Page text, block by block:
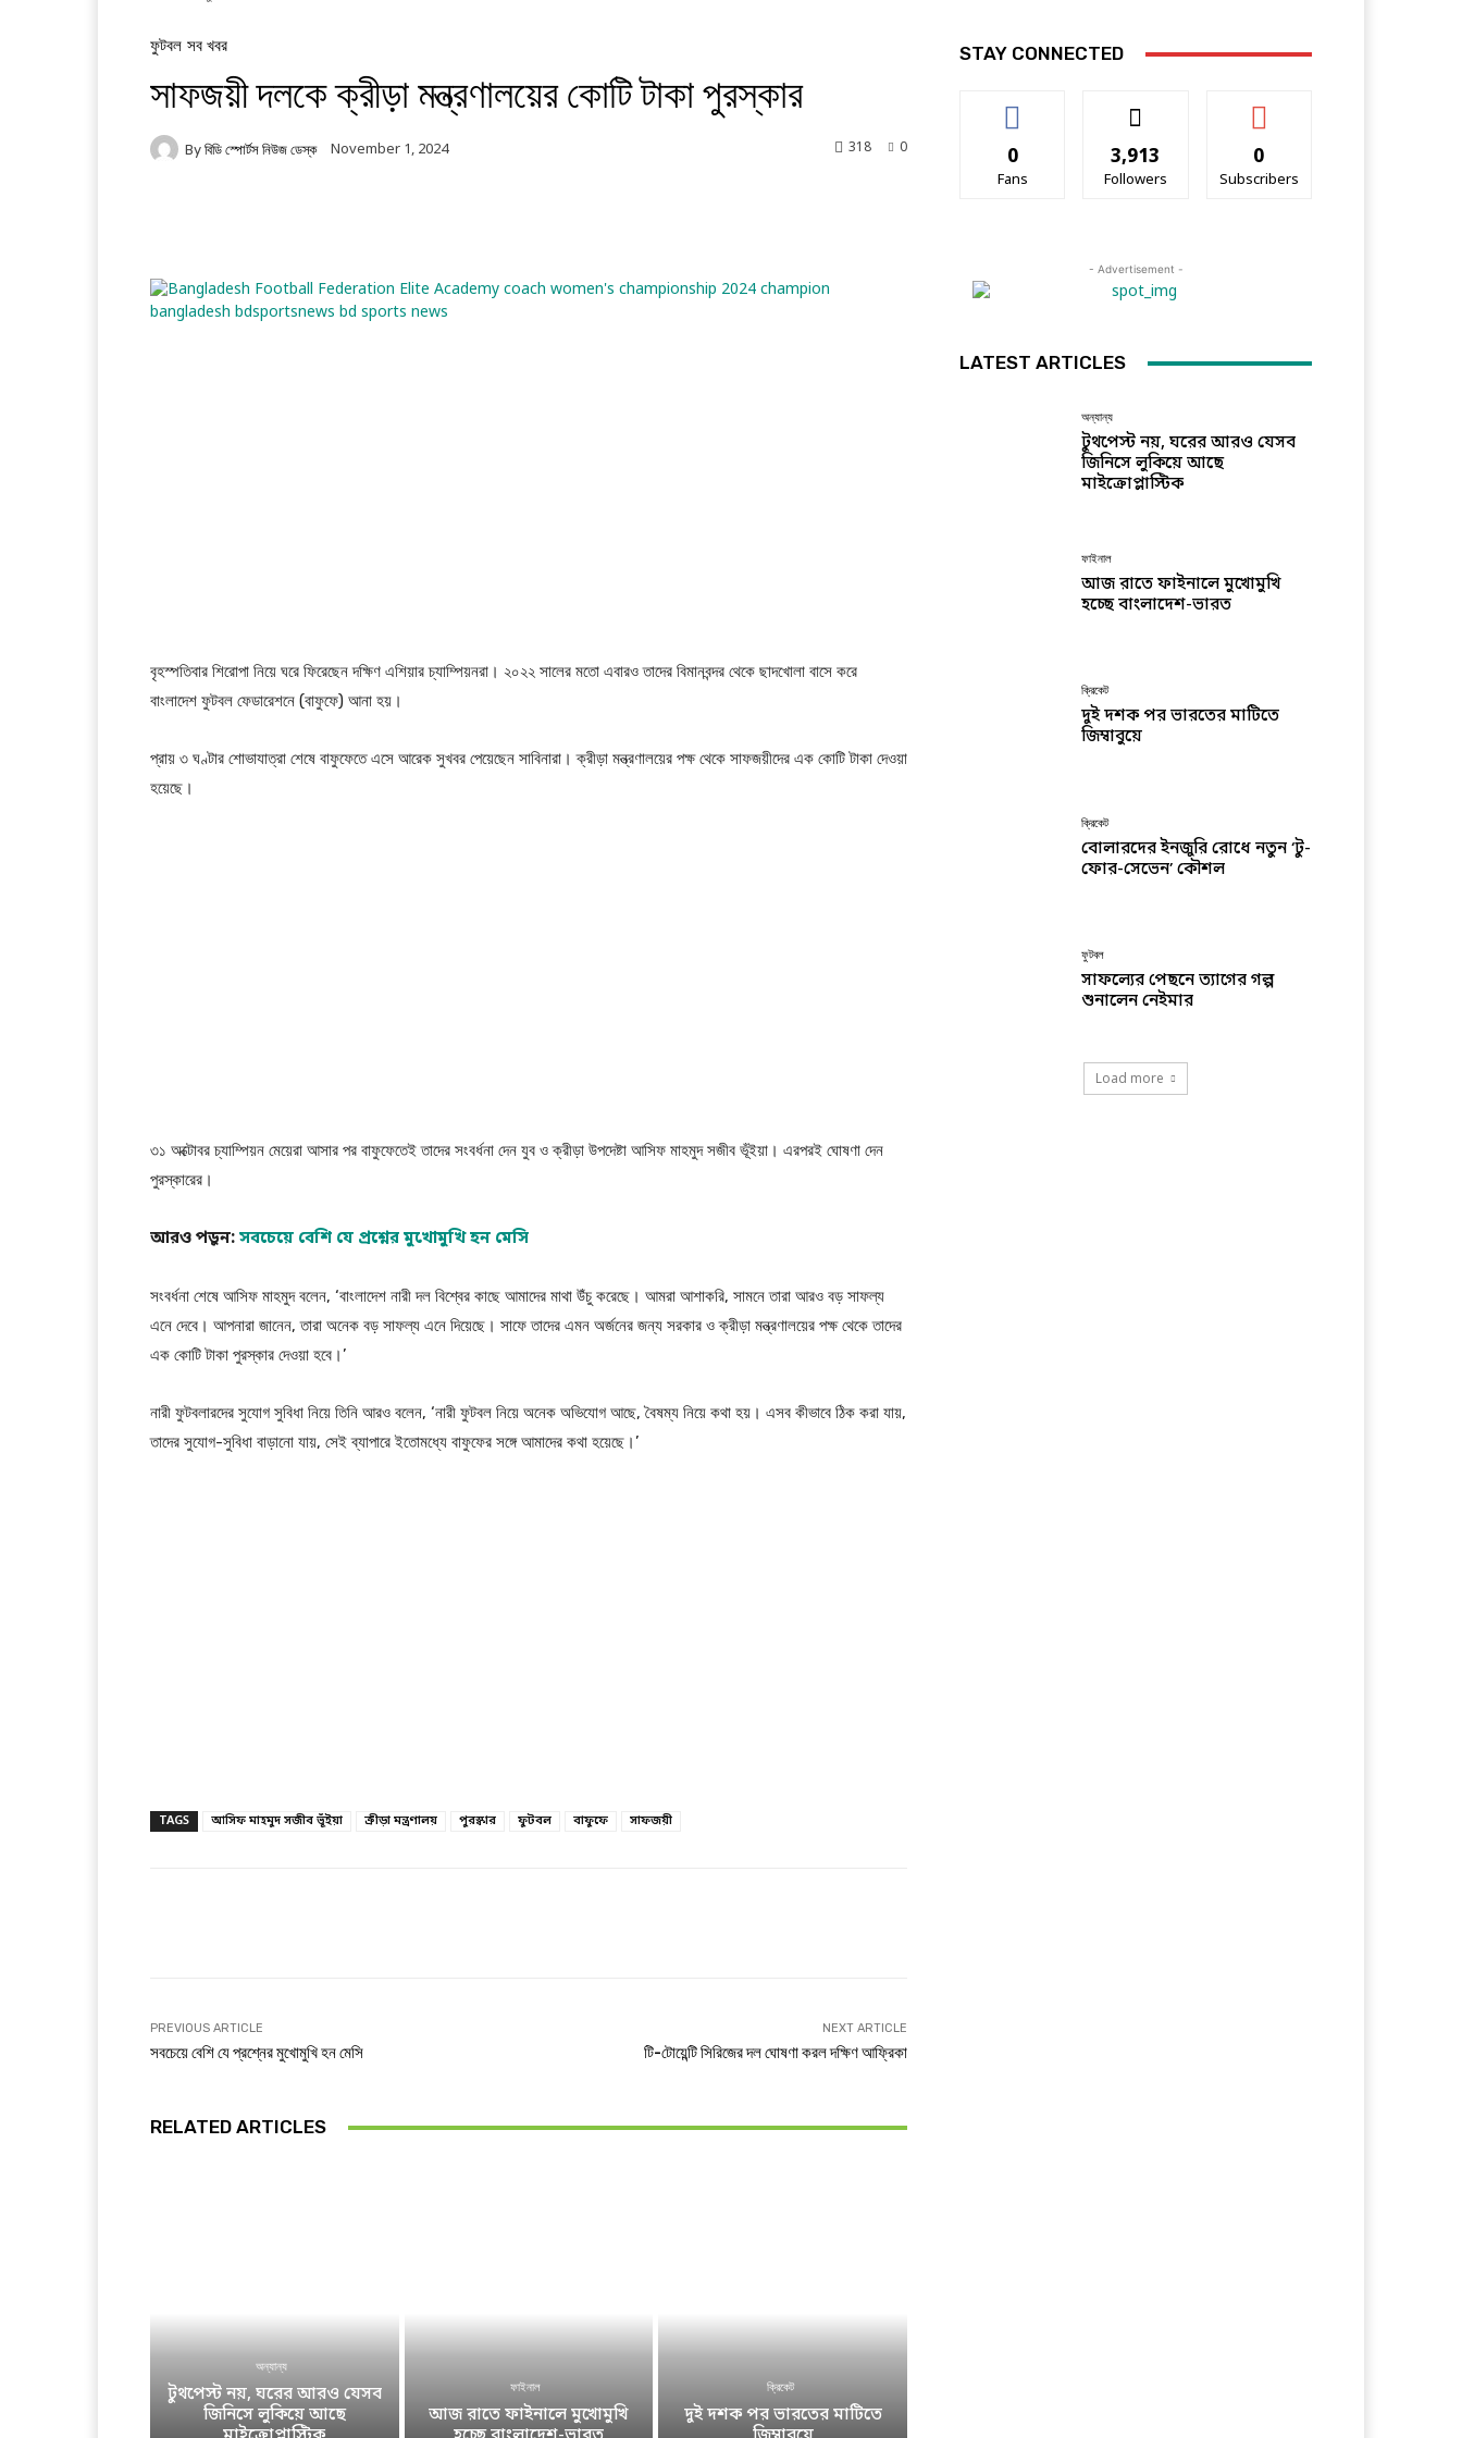
ফুটবল সব খবর
সাফজয়ী দলকে ক্রীড়া মন্ত্রণালয়ের কোটি টাকা পুরস্কার
By বিডি স্পোর্টস নিউজ ডেস্ক November 1, 2024 0
318
বৃহস্পতিবার শিরোপা নিয়ে ঘরে ফিরেছেন দক্ষিণ এশিয়ার চ্যাম্পিয়নরা। ২০২২ সালের মতো এবারও তাদের বিমানবন্দর থেকে ছাদখোলা বাসে করে
বাংলাদেশ ফুটবল ফেডারেশনে (বাফুফে) আনা হয়।
প্রায় ৩ ঘণ্টার শোভাযাত্রা শেষে বাফুফেতে এসে আরেক সুখবর পেয়েছেন সাবিনারা। ক্রীড়া মন্ত্রণালয়ের পক্ষ থেকে সাফজয়ীদের এক কোটি টাকা দেওয়া
হয়েছে।
৩১ অক্টোবর চ্যাম্পিয়ন মেয়েরা আসার পর বাফুফেতেই তাদের সংবর্ধনা দেন যুব ও ক্রীড়া উপদেষ্টা আসিফ মাহমুদ সজীব ভূঁইয়া। এরপরই ঘোষণা দেন
পুরস্কারের।
আরও পড়ুন: সবচেয়ে বেশি যে প্রশ্নের মুখোমুখি হন মেসি
সংবর্ধনা শেষে আসিফ মাহমুদ বলেন, ‘বাংলাদেশ নারী দল বিশ্বের কাছে আমাদের মাথা উঁচু করেছে। আমরা আশাকরি, সামনে তারা আরও বড় সাফল্য
এনে দেবে। আপনারা জানেন, তারা অনেক বড় সাফল্য এনে দিয়েছে। সাফে তাদের এমন অর্জনের জন্য সরকার ও ক্রীড়া মন্ত্রণালয়ের পক্ষ থেকে তাদের
এক কোটি টাকা পুরস্কার দেওয়া হবে।’
নারী ফুটবলারদের সুযোগ সুবিধা নিয়ে তিনি আরও বলেন, ‘নারী ফুটবল নিয়ে অনেক অভিযোগ আছে, বৈষম্য নিয়ে কথা হয়। এসব কীভাবে ঠিক করা যায়,
তাদের সুযোগ-সুবিধা বাড়ানো যায়, সেই ব্যাপারে ইতোমধ্যে বাফুফের সঙ্গে আমাদের কথা হয়েছে।’
TAGS আসিফ মাহমুদ সজীব ভূঁইয়া ক্রীড়া মন্ত্রণালয় পুরস্কার ফুটবল বাফুফে সাফজয়ী
PREVIOUS ARTICLE
সবচেয়ে বেশি যে প্রশ্নের মুখোমুখি হন মেসি
NEXT ARTICLE
টি-টোয়েন্টি সিরিজের দল ঘোষণা করল দক্ষিণ আফ্রিকা
RELATED ARTICLES
অন্যান্য
টুথপেস্ট নয়, ঘরের আরও যেসব
জিনিসে লুকিয়ে আছে
ফাইনাল
আজ রাতে ফাইনালে মুখোমুখি
ক্রিকেট
দুই দশক পর ভারতের মাটিতে
STAY CONNECTED
0
Fans
3,913
Followers
0
Subscribers
- Advertisement -
LATEST ARTICLES
অন্যান্য
টুথপেস্ট নয়, ঘরের আরও যেসব
জিনিসে লুকিয়ে আছে
মাইক্রোপ্লাস্টিক
ফাইনাল
আজ রাতে ফাইনালে মুখোমুখি
হচ্ছে বাংলাদেশ-ভারত
ক্রিকেট
দুই দশক পর ভারতের মাটিতে
জিম্বাবুয়ে
ক্রিকেট
বোলারদের ইনজুরি রোধে নতুন ‘টু-
ফোর-সেভেন’ কৌশল
ফুটবল
সাফল্যের পেছনে ত্যাগের গল্প
শুনালেন নেইমার
Load more